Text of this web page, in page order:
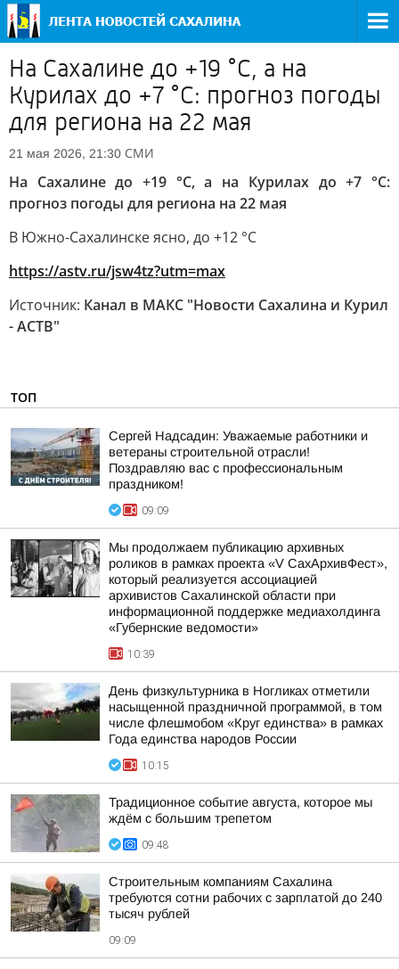
На Сахалине до +19 °C, а на
Курилах до +7 °C: прогноз погоды
для региона на 22 мая
21 мая 2026, 21:30 СМИ
На Сахалине до +19 °C, а на Курилах до +7 °C:
прогноз погоды для региона на 22 мая
В Южно-Сахалинске ясно, до +12 °C
https://astv.ru/jsw4tz?utm=max
Источник: Канал в МАКС "Новости Сахалина и Курил
- АСТВ"
ТОП
Сергей Надсадин: Уважаемые работники и
ветераны строительной отрасли!
Поздравляю вас с профессиональным
праздником!
09:09
Мы продолжаем публикацию архивных
роликов в рамках проекта «V СахАрхивФест»,
который реализуется ассоциацией
архивистов Сахалинской области при
информационной поддержке медиахолдинга
«Губернские ведомости»
10:39
День физкультурника в Ногликах отметили
насыщенной праздничной программой, в том
числе флешмобом «Круг единства» в рамках
Года единства народов России
10:15
Традиционное событие августа, которое мы
ждём с большим трепетом
09:48
Строительным компаниям Сахалина
требуются сотни рабочих с зарплатой до 240
тысяч рублей
09:09